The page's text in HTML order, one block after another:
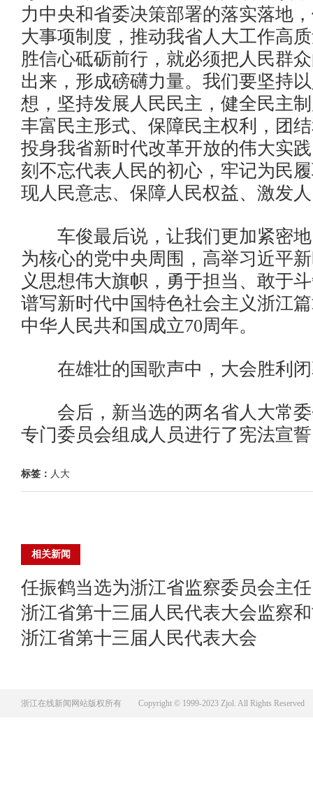
力中央和省委决策部署的落实落地
大事项制度，推动我省人大工作高
胜信心砥砺前行，就必须把人民群
出来，形成磅礴力量。我们要坚持
想，坚持发展人民民主，健全民主
丰富民主形式、保障民主权利，团
投身我省新时代改革开放的伟大实
刻不忘代表人民的初心，牢记为民
现人民意志、保障人民权益、激发
车俊最后说，让我们更加紧密地
为核心的党中央周围，高举习近平
义思想伟大旗帜，勇于担当、敢于
谱写新时代中国特色社会主义浙江
中华人民共和国成立70周年。
在雄壮的国歌声中，大会胜利闭
会后，新当选的两名省人大常委
专门委员会组成人员进行了宪法宣
标签： 人大
相关新闻
任振鹤当选为浙江省监察委员会主任
浙江省第十三届人民代表大会监察
社会建设委员会组成人员名单
浙江省第十三届人民代表大会
浙江在线新闻网站版权所有 Copyright © 1999-2023 Zjol. All Rights Reserved